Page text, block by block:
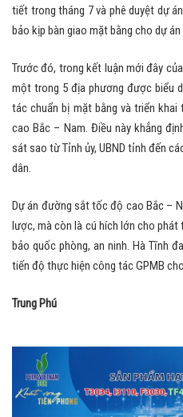
tiết trong tháng 7 và phê duyệt dự
bảo kịp bàn giao mặt bằng cho dự
Trước đó, trong kết luận mới đây
một trong 5 địa phương được biểu
tác chuẩn bị mặt bằng và triển
cao Bắc – Nam. Điều này khẳng
sát sao từ Tỉnh ủy, UBND tỉnh đến
dân.
Dự án đường sắt tốc độ cao Bắc –
lược, mà còn là cú hích lớn cho
bảo quốc phòng, an ninh. Hà Tĩnh
tiến độ thực hiện công tác GPMB
Trung Phú